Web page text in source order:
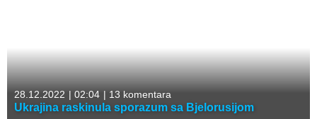
28.12.2022 | 02:04 | 13 komentara
Ukrajina raskinula sporazum sa Bjelorusijom